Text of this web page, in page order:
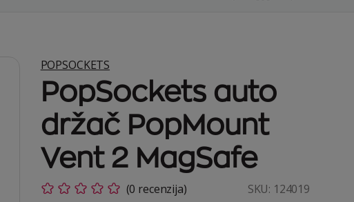
POPSOCKETS
PopSockets auto
držač PopMount
Vent 2 MagSafe
(0 recenzija) SKU: 124019